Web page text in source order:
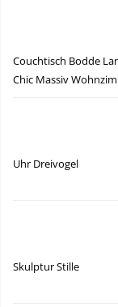
Couchtisch Bodde
Chic Massiv
Uhr Dreivogel
Skulptur Stille